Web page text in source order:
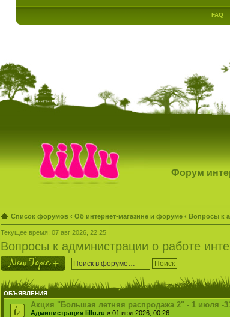
FAQ
Форум
Список форумов ‹ Об интернет-магазине и форуме ‹ Вопросы к
Текущее время: 07 авг 2026, 22:25
Вопросы к администрации о работе
Новая тема
ОБЪЯВЛЕНИЯ
Акция "Большая летняя распродажа 2" - 1 июля -
Администрация lillu.ru » 01 июл 2026, 00:26